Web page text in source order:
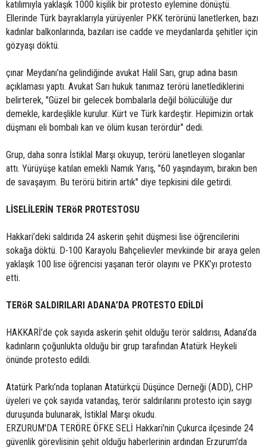
katılımıyla yaklaşık 1000 kişilik bir protesto eylemine dönüştü.
Ellerinde Türk bayraklarıyla yürüyenler PKK terörünü lanetlerken, bazı
kadınlar balkonlarında, bazıları ise cadde ve meydanlarda şehitler için
gözyaşı döktü.
çınar Meydanı’na gelindiğinde avukat Halil Sarı, grup adına basın
açıklaması yaptı. Avukat Sarı hukuk tanımaz terörü lanetlediklerini
belirterek, "Güzel bir gelecek bombalarla değil bölücülüğe dur
demekle, kardeşlikle kurulur. Kürt ve Türk kardeştir. Hepimizin ortak
düşmanı eli bombalı kan ve ölüm kusan terördür" dedi.
Grup, daha sonra İstiklal Marşı okuyup, terörü lanetleyen sloganlar
attı. Yürüyüşe katılan emekli Namık Yarış, "60 yaşındayım, bırakın ben
de savaşayım. Bu terörü bitirin artık" diye tepkisini dile getirdi.
LİSELİLERİN TERöR PROTESTOSU
Hakkari’deki saldırıda 24 askerin şehit düşmesi lise öğrencilerini
sokağa döktü. D-100 Karayolu Bahçelievler mevkiinde bir araya gelen
yaklaşık 100 lise öğrencisi yaşanan terör olayını ve PKK’yı protesto
etti.
TERöR SALDIRILARI ADANA’DA PROTESTO EDİLDİ
HAKKARİ’de çok sayıda askerin şehit olduğu terör saldırısı, Adana’da
kadınların çoğunlukta olduğu bir grup tarafından Atatürk Heykeli
önünde protesto edildi.
Atatürk Parkı’nda toplanan Atatürkçü Düşünce Derneği (ADD), CHP
üyeleri ve çok sayıda vatandaş, terör saldırılarını protesto için saygı
duruşunda bulunarak, İstiklal Marşı okudu.
ERZURUM'DA TERÖRE ÖFKE SELİ Hakkari'nin Çukurca ilçesinde 24
güvenlik görevlisinin şehit olduğu haberlerinin ardından Erzurum'da